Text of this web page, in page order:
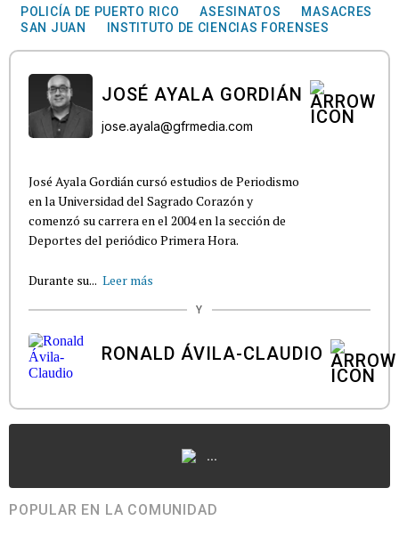
POLICÍA DE PUERTO RICO ASESINATOS
MASACRES
SAN JUAN
INSTITUTO DE CIENCIAS FORENSES
JOSÉ AYALA GORDIÁN
jose.ayala@gfrmedia.com
José Ayala Gordián cursó estudios de Periodismo
en la Universidad del Sagrado Corazón y
comenzó su carrera en el 2004 en la sección de
Deportes del periódico Primera Hora.
Durante su... Leer más
Y
RONALD ÁVILA-CLAUDIO
...
POPULAR EN LA COMUNIDAD